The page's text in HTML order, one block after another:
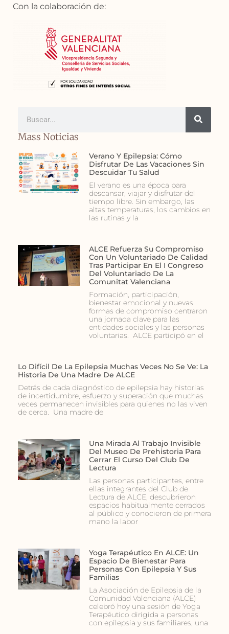
Con la colaboración de:
Mass Noticias
Verano Y Epilepsia: Cómo
Disfrutar De Las Vacaciones Sin
Descuidar Tu Salud
El verano es una época para
descansar, viajar y disfrutar del
tiempo libre. Sin embargo, las
altas temperaturas, los cambios en
las rutinas y la
ALCE Refuerza Su Compromiso
Con Un Voluntariado De Calidad
Tras Participar En El I Congreso
Del Voluntariado De La
Comunitat Valenciana
Formación, participación,
bienestar emocional y nuevas
formas de compromiso centraron
una jornada clave para las
entidades sociales y las personas
voluntarias. ALCE participó en el
Lo Difícil De La Epilepsia Muchas Veces No Se Ve: La
Historia De Una Madre De ALCE
Detrás de cada diagnóstico de epilepsia hay historias
de incertidumbre, esfuerzo y superación que muchas
veces permanecen invisibles para quienes no las viven
de cerca. Una madre de
Una Mirada Al Trabajo Invisible
Del Museo De Prehistoria Para
Cerrar El Curso Del Club De
Lectura
Las personas participantes, entre
ellas integrantes del Club de
Lectura de ALCE, descubrieron
espacios habitualmente cerrados
al público y conocieron de primera
mano la labor
Yoga Terapéutico En ALCE: Un
Espacio De Bienestar Para
Personas Con Epilepsia Y Sus
Familias
La Asociación de Epilepsia de la
Comunidad Valenciana (ALCE)
celebró hoy una sesión de Yoga
Terapéutico dirigida a personas
con epilepsia y sus familiares, una